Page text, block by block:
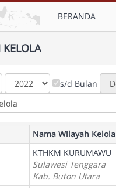
BERANDA
KELOLA
s/d Bulan
Nama Wilayah Kelola
KTHKM KURUMAWU
Sulawesi Tenggara
Kab. Buton Utara